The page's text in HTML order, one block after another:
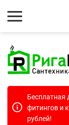
Бесплатная
фитингов и
рублей!